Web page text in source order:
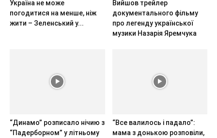
Україна не може
погодитися на менше, ніж
жити – Зеленський у...
Вийшов трейлер
документального фільму
про легенду української
музики Назарія Яремчука
“Динамо” розписало нічию з
“Падерборном” у літньому
“Все валилось і падало”:
мама з донькою розповіли,